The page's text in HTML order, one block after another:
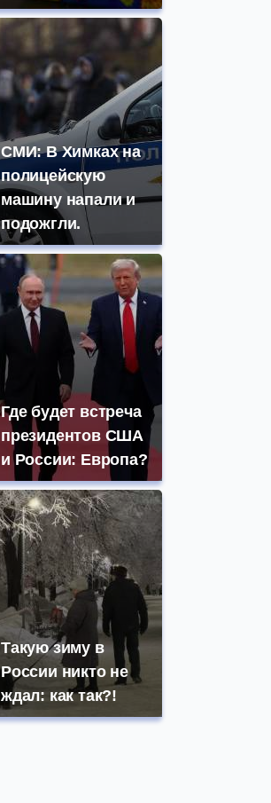
СМИ: В Химках на
полицейскую
машину напали и
подожгли.
Где будет встреча
президентов США
и России: Европа?
Такую зиму в
России никто не
ждал: как так?!